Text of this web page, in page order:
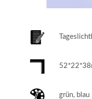
grün, blau